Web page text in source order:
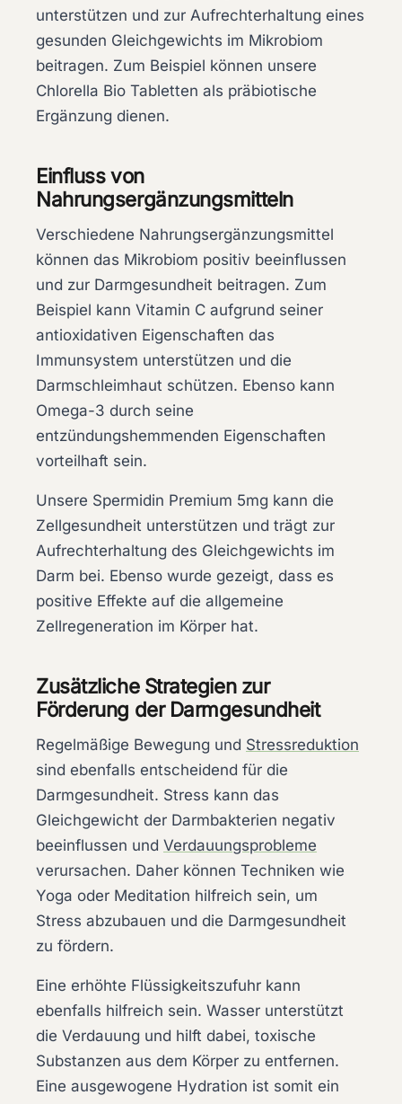
unterstützen und zur Aufrechterhaltung eines
gesunden Gleichgewichts im Mikrobiom
beitragen. Zum Beispiel können unsere
Chlorella Bio Tabletten als präbiotische
Ergänzung dienen.
Einfluss von
Nahrungsergänzungsmitteln
Verschiedene Nahrungsergänzungsmittel
können das Mikrobiom positiv beeinflussen
und zur Darmgesundheit beitragen. Zum
Beispiel kann Vitamin C aufgrund seiner
antioxidativen Eigenschaften das
Immunsystem unterstützen und die
Darmschleimhaut schützen. Ebenso kann
Omega-3 durch seine
entzündungshemmenden Eigenschaften
vorteilhaft sein.
Unsere Spermidin Premium 5mg kann die
Zellgesundheit unterstützen und trägt zur
Aufrechterhaltung des Gleichgewichts im
Darm bei. Ebenso wurde gezeigt, dass es
positive Effekte auf die allgemeine
Zellregeneration im Körper hat.
Zusätzliche Strategien zur
Förderung der Darmgesundheit
Regelmäßige Bewegung und Stressreduktion
sind ebenfalls entscheidend für die
Darmgesundheit. Stress kann das
Gleichgewicht der Darmbakterien negativ
beeinflussen und Verdauungsprobleme
verursachen. Daher können Techniken wie
Yoga oder Meditation hilfreich sein, um
Stress abzubauen und die Darmgesundheit
zu fördern.
Eine erhöhte Flüssigkeitszufuhr kann
ebenfalls hilfreich sein. Wasser unterstützt
die Verdauung und hilft dabei, toxische
Substanzen aus dem Körper zu entfernen.
Eine ausgewogene Hydration ist somit ein